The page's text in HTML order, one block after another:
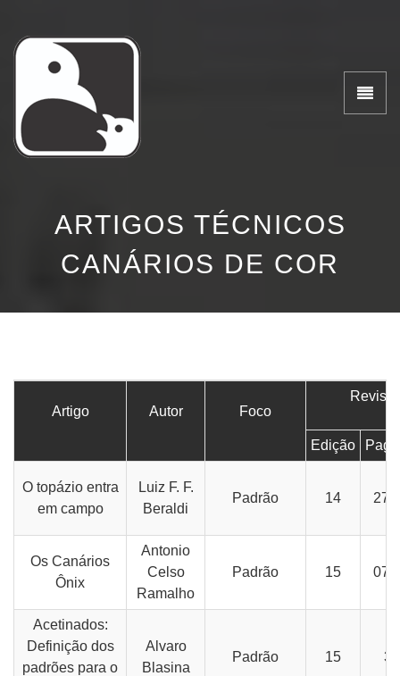
ARTIGOS TÉCNICOS
CANÁRIOS DE COR
Artigo Autor Foco
Edição
O topázio entra
em campo
Luiz F. F.
Beraldi
Padrão 14 27-
Os Canários
Ônix
Antonio
Celso
Ramalho
Padrão 15 07-
Acetinados:
Definição dos
padrões para o
Alvaro
Blasina
Padrão 15 36